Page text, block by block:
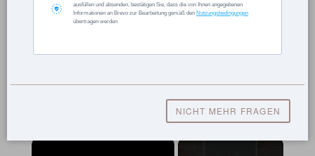
×
ausfüllen und absenden, bestätigen Sie, dass die von Ihnen angegebenen
Informationen an Brevo zur Bearbeitung gemäß den Nutzungsbedingungen
übertragen werden
NICHT MEHR FRAGEN